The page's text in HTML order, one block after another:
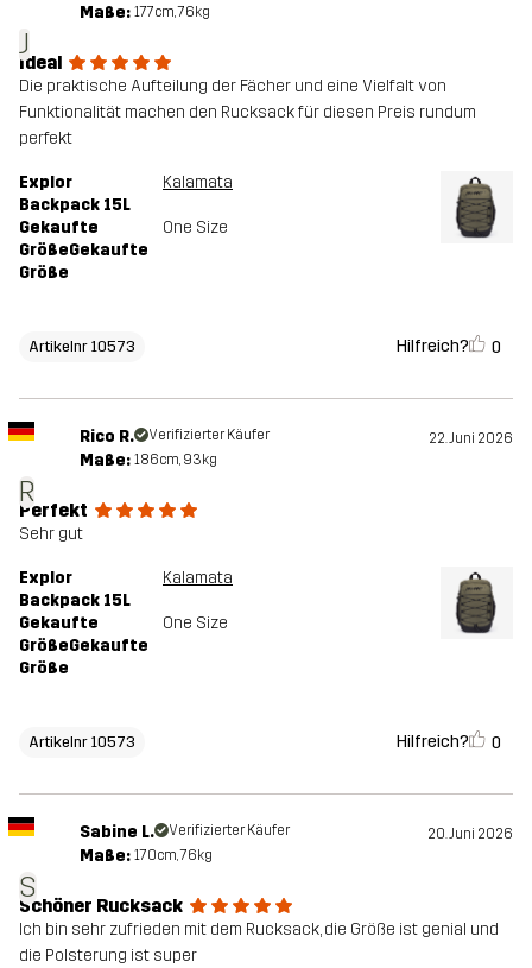
J
Maße: 177cm, 76kg
Ideal
Die praktische Aufteilung der Fächer und eine Vielfalt von
Funktionalität machen den Rucksack für diesen Preis rundum
perfekt
Explor
Backpack 15L
Kalamata
Gekaufte
GrößeGekaufte
Größe
One Size
Artikelnr 10573 Hilfreich? 0
R
Rico R. Verifizierter Käufer 22. Juni 2026
Maße: 186cm, 93kg
Perfekt
Sehr gut
Explor
Backpack 15L
Kalamata
Gekaufte
GrößeGekaufte
Größe
One Size
Artikelnr 10573 Hilfreich? 0
S
Sabine L. Verifizierter Käufer 20. Juni 2026
Maße: 170cm, 76kg
Schöner Rucksack
Ich bin sehr zufrieden mit dem Rucksack, die Größe ist genial und
die Polsterung ist super